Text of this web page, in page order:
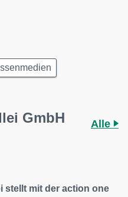
GmbH
Alle
stellt mit der action one